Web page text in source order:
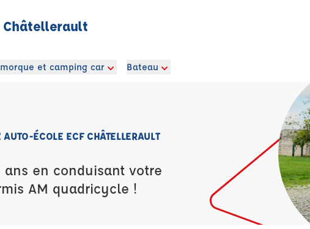
Châtellerault
et camping car Bateau
ÉCOLE ECF CHÂTELLERAULT
ans en conduisant votre
AM quadricycle !